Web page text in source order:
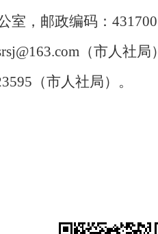
邮政编码：431700
（市人社局
（市人社局）。